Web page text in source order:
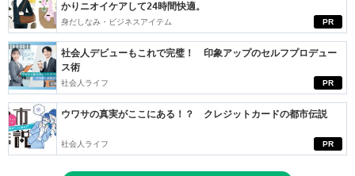
PR
かりニオイケアして24時間快適。
身だしなみ・ビジネスアイテム
PR
社会人デビューもこれで完璧！ 印象アップのセルフプロデュー
ス術
社会人ライフ
PR
ウワサの真実がここにある！？ クレジットカードの都市伝説
社会人ライフ